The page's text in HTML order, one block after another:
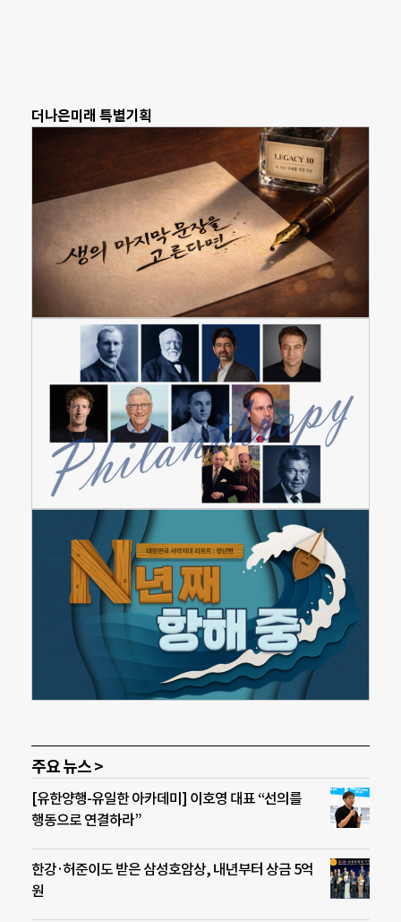
더나은미래 특별기획
주요 뉴스 >
[유한양행-유일한 아카데미] 이호영 대표 “선의를
행동으로 연결하라”
한강·허준이도 받은 삼성호암상, 내년부터 상금 5억
원